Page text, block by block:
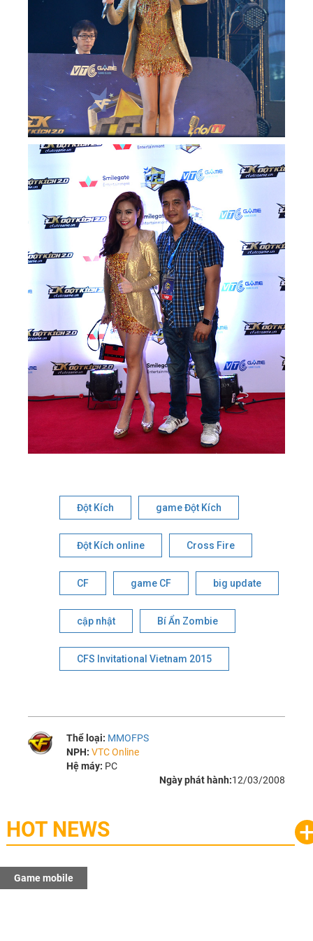
Đột Kích game Đột Kích
Đột Kích online Cross Fire
CF game CF big update
cập nhật Bí Ẩn Zombie
CFS Invitational Vietnam 2015
Thể loại: MMOFPS
NPH:VTC Online
Hệ máy: PC
Ngày phát hành:12/03/2008
HOT NEWS
Game mobile